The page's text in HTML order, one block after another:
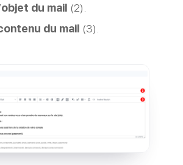
objet du mail (2).
du mail (3).